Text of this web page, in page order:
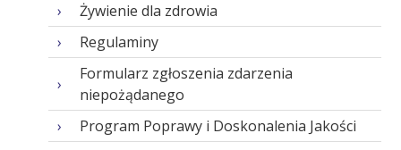
Żywienie dla zdrowia
Regulaminy
Formularz zgłoszenia zdarzenia
niepożądanego
Program Poprawy i Doskonalenia Jakości